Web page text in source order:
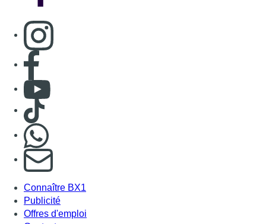
Consulter page Instagram
Consulter page Facebook
Consulter Youtube
Consulter TikTok
S'abonner à notre newsletter
Connaître BX1
Publicité
Offres d'emploi